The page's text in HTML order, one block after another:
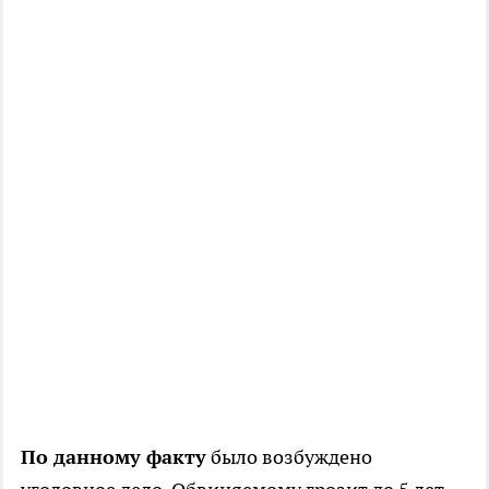
По данному фактубыло возбуждено